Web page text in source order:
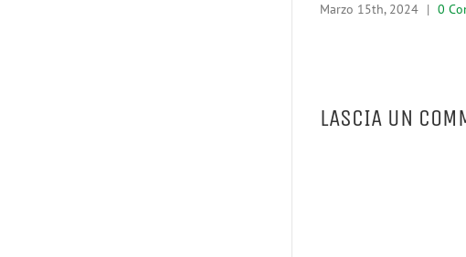
Marzo 15th, 2024 | 0
LASCIA UN